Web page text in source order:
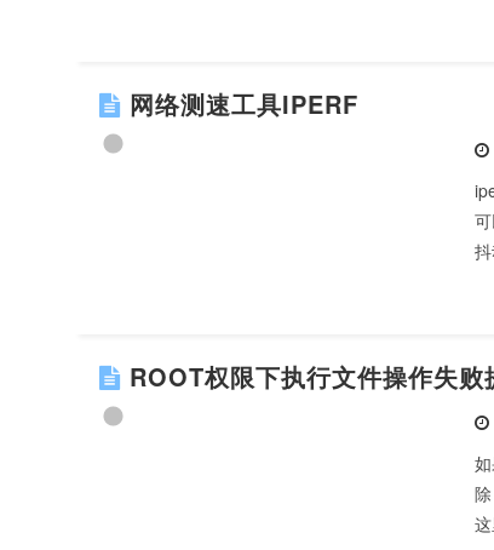
网络测速工具IPERF
ROOT权限下执行文件操作失